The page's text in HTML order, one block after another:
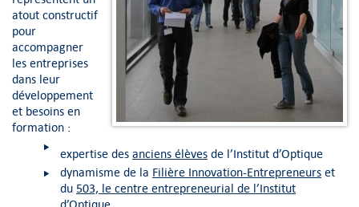
atout constructif
pour
accompagner
les entreprises
dans leur
développement
et besoins en
formation :
expertise des anciens élèves de l’Institut d’Optique
dynamisme de la Filière Innovation-Entrepreneurs et
du 503, le centre entrepreneurial de l’Institut